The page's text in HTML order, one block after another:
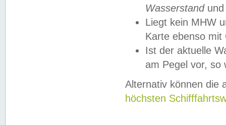
Wasserstandund
Liegt kein MHW
Karte ebenso mit
Ist der aktuelle
am Pegel vor,
Alternativ können die
höchsten